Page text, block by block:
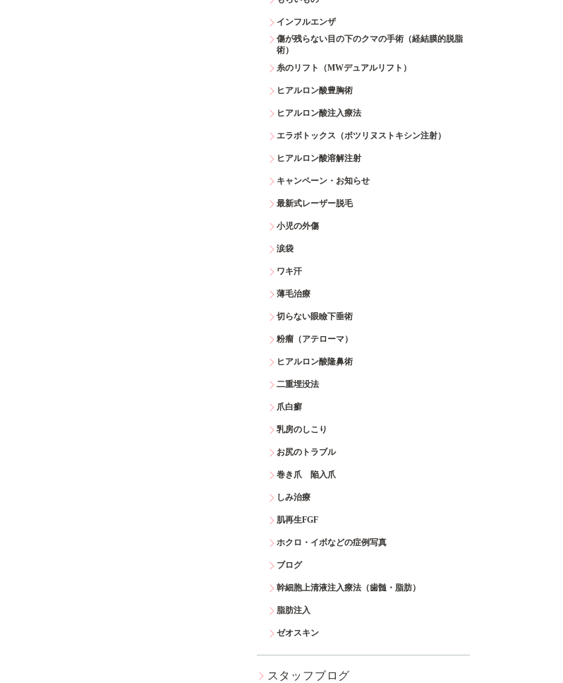
インフルエンザ
傷が残らない目の下のクマの手術（経結膜的脱脂
術）
糸のリフト（MWデュアルリフト）
ヒアルロン酸豊胸術
ヒアルロン酸注入療法
エラボトックス（ボツリヌストキシン注射）
ヒアルロン酸溶解注射
キャンペーン・お知らせ
最新式レーザー脱毛
小児の外傷
涙袋
ワキ汗
薄毛治療
切らない眼瞼下垂術
粉瘤（アテローマ）
ヒアルロン酸隆鼻術
二重埋没法
爪白癬
乳房のしこり
お尻のトラブル
巻き爪 陥入爪
しみ治療
肌再生FGF
ホクロ・イボなどの症例写真
ブログ
幹細胞上清液注入療法（歯髄・脂肪）
脂肪注入
ゼオスキン
スタッフブログ